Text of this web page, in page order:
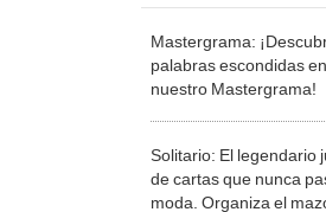
Mastergrama:
palabras escondidas en
nuestro Mastergrama!
Solitario: El legendario
de cartas que nunca
moda. Organiza el